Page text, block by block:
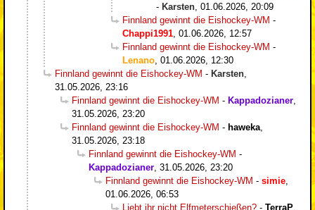
- Karsten 01.06.2026, 20:09
Finnland gewinnt die Eishockey-WM -
Chappi1991 01.06.2026, 12:57
Finnland gewinnt die Eishockey-WM -
Lenano 01.06.2026, 12:30
Finnland gewinnt die Eishockey-WM - Karsten
31.05.2026, 23:16
Finnland gewinnt die Eishockey-WM - Kappadozianer
31.05.2026, 23:20
Finnland gewinnt die Eishockey-WM - haweka
31.05.2026, 23:18
Finnland gewinnt die Eishockey-WM -
Kappadozianer 31.05.2026, 23:20
Finnland gewinnt die Eishockey-WM - simie
01.06.2026, 06:53
Liebt ihr nicht Elfmeterschießen? - TerraP